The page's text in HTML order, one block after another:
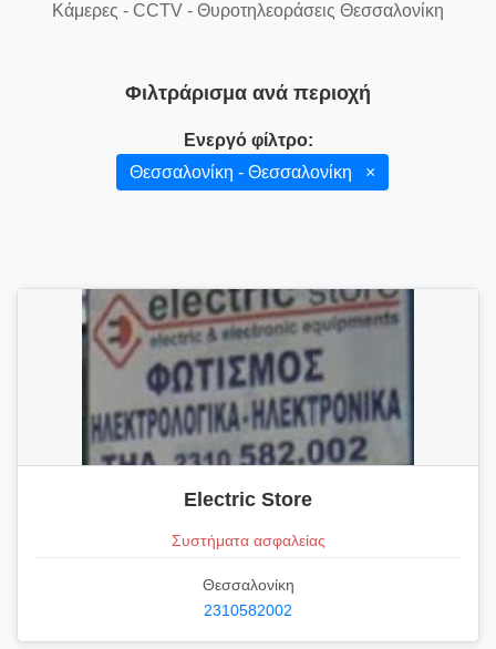
Κάμερες - CCTV - Θυροτηλεοράσεις Θεσσαλονίκη
Φιλτράρισμα ανά περιοχή
Ενεργό φίλτρο:
Θεσσαλονίκη - Θεσσαλονίκη
×
Electric Store
Συστήματα ασφαλείας
Θεσσαλονίκη
2310582002